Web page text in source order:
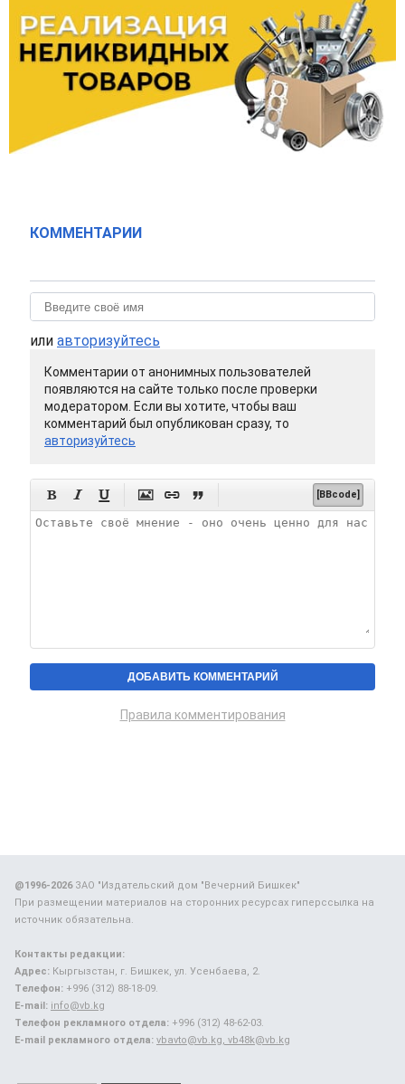
КОММЕНТАРИИ
или авторизуйтесь
Комментарии от анонимных пользователей
появляются на сайте только после проверки
модератором. Если вы хотите, чтобы ваш
комментарий был опубликован сразу, то
авторизуйтесь
      [BBcode]
Правила комментирования
@1996-2026ЗАО "Издательский дом "Вечерний Бишкек"
При размещении материалов на сторонних ресурсах гиперссылка на
источник обязательна.
Контакты редакции:
Адрес: Кыргызстан, г. Бишкек, ул. Усенбаева, 2.
Телефон: +996 (312) 88-18-09.
E-mail: info@vb.kg
Телефон рекламного отдела: +996 (312) 48-62-03.
E-mail рекламного отдела: vbavto@vb.kg, vb48k@vb.kg